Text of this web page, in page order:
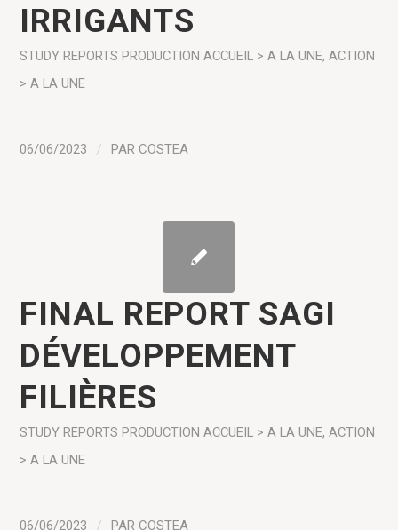
IRRIGANTS
STUDY REPORTS PRODUCTION ACCUEIL > A LA UNE,ACTION
> A LA UNE
06/06/2023 / PARCOSTEA
FINAL REPORT SAGI
DÉVELOPPEMENT
FILIÈRES
STUDY REPORTS PRODUCTION ACCUEIL > A LA UNE,ACTION
> A LA UNE
06/06/2023 / PARCOSTEA